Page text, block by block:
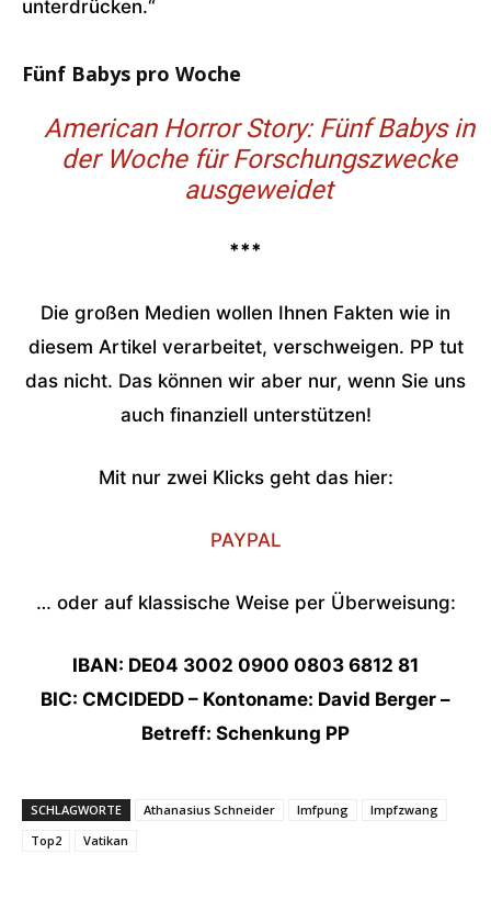
unterdrücken.“
Fünf Babys pro Woche
American Horror Story: Fünf Babys in
der Woche für Forschungszwecke
ausgeweidet
***
Die großen Medien wollen Ihnen Fakten wie in
diesem Artikel verarbeitet, verschweigen. PP tut
das nicht. Das können wir aber nur, wenn Sie uns
auch finanziell unterstützen!
Mit nur zwei Klicks geht das hier:
PAYPAL
… oder auf klassische Weise per Überweisung:
IBAN: DE04 3002 0900 0803 6812 81
BIC: CMCIDEDD – Kontoname: David Berger –
Betreff: Schenkung PP
SCHLAGWORTE Athanasius Schneider Imfpung
Impfzwang
Top2
Vatikan